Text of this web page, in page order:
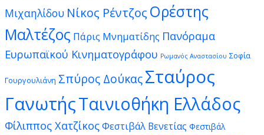
Μιχαηλίδου Νίκος Ρέντζος Ορέστης
Μαλτέζος Πάρις Μνηματίδης Πανόραμα
Ευρωπαϊκού Κινηματογράφου Ρωμανός Αναστασίου Σοφία
Γουργουλιάνη Σπύρος ΔούκαςΣταύρος
ΓανωτήςΤαινιοθήκη Ελλάδος
Φίλιππος ΧατζίκοςΦεστιβάλ Βενετίας Φεστιβάλ